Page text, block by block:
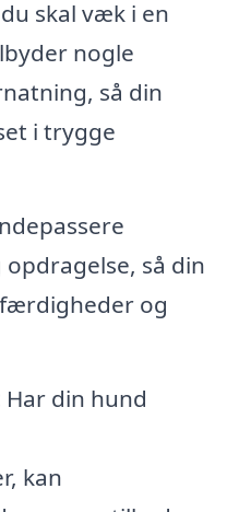
skal væk i en
nogle
så din
i trygge
så din
og
Har din hund
kan